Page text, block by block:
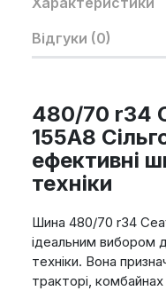
Відгуки (0)
480/70 r34
155A8
ефективні
техніки
Шина 480/70 r34
ідеальним вибором
техніки. Вона
тракторі, комбайнах